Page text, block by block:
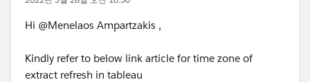
Hi @Menelaos Ampartzakis​ ,
Kindly refer to below link article for time zone of
extract refresh in tableau